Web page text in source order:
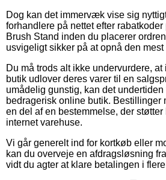
Dog kan det immervæk vise sig
forhandlere på nettet efter
Brush Stand inden du placerer
usvigeligt sikker på at opnå den
Du må trods alt ikke undervurdere,
butik udlover deres varer til en
umådelig gunstig, kan det
bedragerisk online butik. Bestillinger
en del af en bestemmelse, der
internet varehuse.
Vi går generelt ind for kortkøb eller
kan du overveje en afdragsløsning
vidt du agter at klare betalingen i